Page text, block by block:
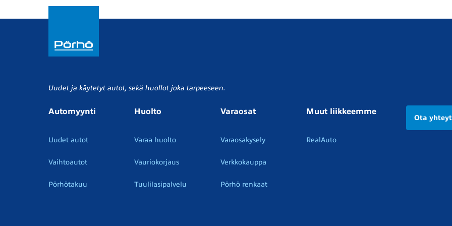
Uudet ja käytetyt autot, sekä huollot joka tarpeeseen.
Automyynti
Uudet autot
Vaihtoautot
Pörhötakuu
Huolto
Varaa huolto
Vauriokorjaus
Tuulilasipalvelu
Varaosat
Varaosakysely
Verkkokauppa
Pörhö renkaat
Muut liikkeemme
RealAuto
Ota